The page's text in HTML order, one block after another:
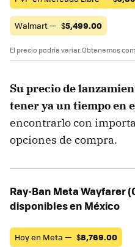
Walmart — $5,499.00
El precio podría variar. Obtenemos
Su precio de
tener ya un tiempo en
encontrarlo con
opciones de compra.
Ray-Ban Meta Wayfarer
disponibles en México
Hoy en Meta — $8,769.00